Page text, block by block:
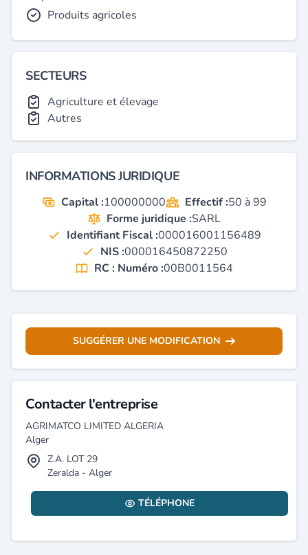
Produits agricoles
SECTEURS
Agriculture et élevage
Autres
INFORMATIONS JURIDIQUE
Capital :100000000 Effectif :50 à 99
Forme juridique :SARL
Identifiant Fiscal :000016001156489
NIS :000016450872250
RC : Numéro :00B0011564
SUGGÉRER UNE MODIFICATION
Contacter l'entreprise
AGRIMATCO LIMITED ALGERIA
Alger
Z.A. LOT 29
Zeralda - Alger
TÉLÉPHONE